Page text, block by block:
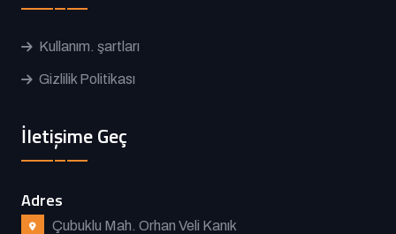
Kullanım. şartları
Gizlilik Politikası
İletişime Geç
Adres
Çubuklu Mah. Orhan Veli Kanık